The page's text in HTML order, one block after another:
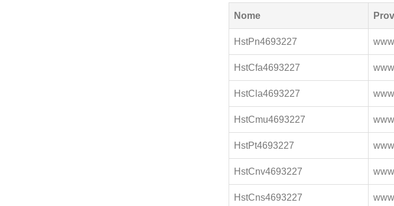
Nome
HstPn4693227
HstCfa4693227
HstCla4693227
HstCmu4693227
HstPt4693227
HstCnv4693227
HstCns4693227